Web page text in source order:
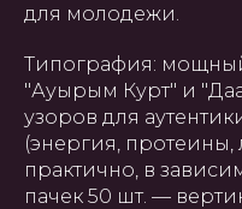
для молодежи.
Типография:
"Ауырым Курт" и
узоров для
(энергия,
практично, в
пачек 50 шт. —